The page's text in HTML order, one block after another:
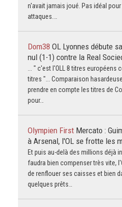
n'avait jamais joué. Pas idéal
attaques.…
Dom38 OL Lyonnes débute
nul (1-1) contre la Real
... " c'est l'OLL 8 titres européens
titres "... Comparaison
prendre en compte les titres de
pour…
Olympien First Mercato :
à Arsenal, l'OL se frotte les
Et puis au-delà des millions déjà
faudra bien compenser très vite,
de renflouer ses caisses et bien
quelques prêts…